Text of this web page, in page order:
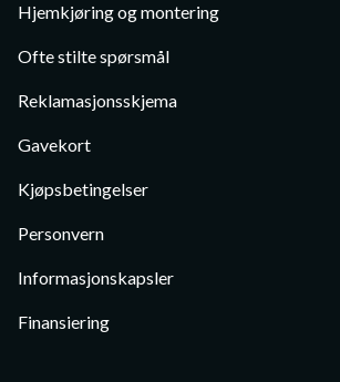
Hjemkjøring og montering
Ofte stilte spørsmål
Reklamasjonsskjema
Gavekort
Kjøpsbetingelser
Personvern
Informasjonskapsler
Finansiering